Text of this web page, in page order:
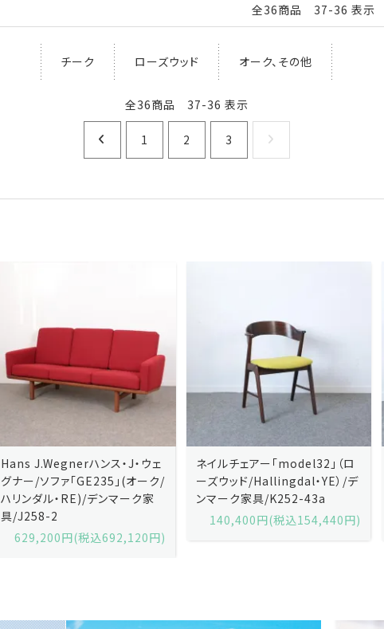
全36商品 37-36 表示
チーク ローズウッド オーク、その他
全36商品 37-36 表示
1 2 3
ネイルチェアー「model32」（ロ
ーズウッド/Hallingdal・YE）/デ
ンマーク家具/K252-43a
140,400円(税込154,440円)
ネイルチェアー「model32」（ロ
ーズウッド/Hallingdal・BL）/デ
ンマーク家具/K252-43b
140,400円(税込154,440円)